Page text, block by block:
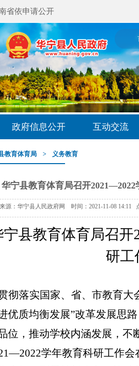
省依申请公开
政府信息公开 互动交流
教育体育局 > 义务教育
华宁县教育体育局召开
来源：华宁县人民政府网 时间：2021-11-08 14:11
宁县教育体育局召开
研工
彻落实国家、省、市教育大
优质均衡发展”改革发展思
位，推动学校内涵发展，不
学年教育科研工作